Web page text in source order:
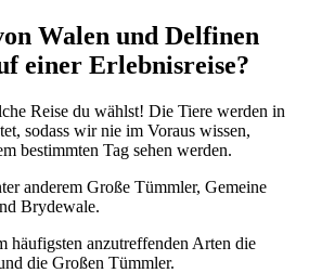
Walen und Delfinen
einer Erlebnisreise?
Reise du wählst! Die Tiere werden in
sodass wir nie im Voraus wissen,
bestimmten Tag sehen werden.
anderem Große Tümmler, Gemeine
Brydewale.
häufigsten anzutreffenden Arten die
die Großen Tümmler.